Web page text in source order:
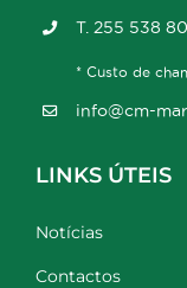
T. 255 538
* Custo de
info@cm-
LINKS ÚTEIS
Notícias
Contactos